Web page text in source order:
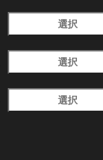
選択
選択
選択